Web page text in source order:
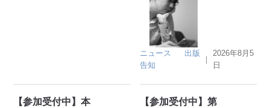
ニュース
出版
告知
｜
2026年8月5
日
【参加受付中】本
【参加受付中】第